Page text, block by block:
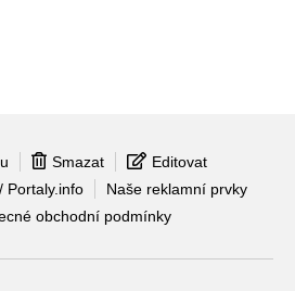
Smazat
Editovat
Portaly.info
Naše reklamní prvky
obchodní podmínky